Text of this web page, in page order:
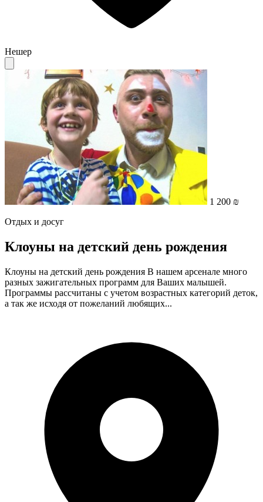
Нешер
1 200 ₪
Отдых и досуг
Клоуны на детский день рождения
Клоуны на детский день рождения В нашем арсенале много
разных зажигательных программ для Ваших малышей.
Программы рассчитаны с учетом возрастных категорий деток,
а так же исходя от пожеланий любящих...